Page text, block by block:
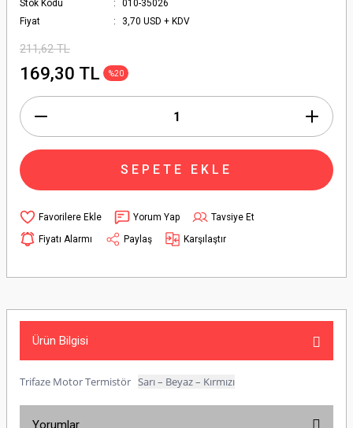
Stok Kodu
010-35026
Fiyat
3,70 USD + KDV
211,62 TL
169,30 TL %20
SEPETE EKLE
Yorum Yap
Tavsiye Et
Fiyatı Alarmı
Paylaş Karşılaştır
Ürün Bilgisi
Trifaze Motor Termistör Sarı – Beyaz – Kırmızı
Yorumlar